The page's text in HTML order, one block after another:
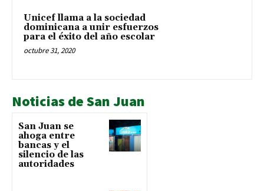
Unicef llama a la sociedad
dominicana a unir esfuerzos
para el éxito del año escolar
octubre 31, 2020
Noticias de San Juan
San Juan se
ahoga entre
bancas y el
silencio de las
autoridades